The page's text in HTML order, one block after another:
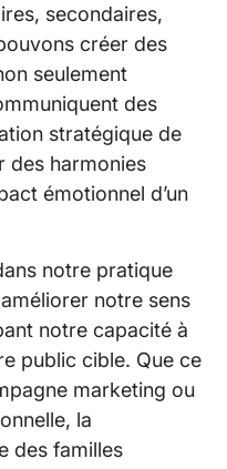
secondaires,
créer des
seulement
des
stratégique de
des harmonies
émotionnel d’un
notre pratique
notre sens
notre capacité à
public cible. Que ce
marketing ou
la
des familles